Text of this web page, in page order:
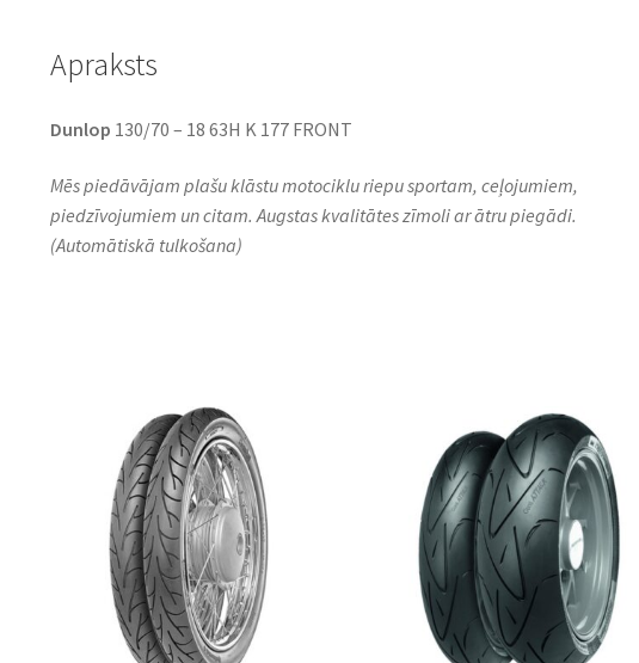
Apraksts
Dunlop 130/70 – 18 63H K 177 FRONT
Mēs piedāvājam plašu klāstu motociklu riepu sportam, ceļojumiem,
piedzīvojumiem un citam. Augstas kvalitātes zīmoli ar ātru piegādi.
(Automātiskā tulkošana)